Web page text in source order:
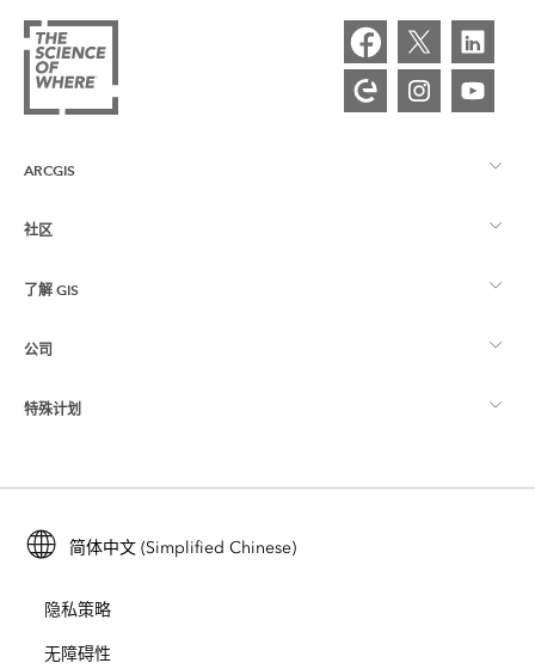
ARCGIS
ArcGIS 概览
制图
社区
Esri 社区
ArcGIS 博客
Esri 年轻专家关系网
了解 GIS
什么是 GIS？
位置智能
培训
ArcUser
ArcNews
公司
关于 Esri
招贤纳士
开放视野
特殊计划
ArcGIS for Student Use
保护
简体中文 (Simplified Chinese)
隐私策略
无障碍性